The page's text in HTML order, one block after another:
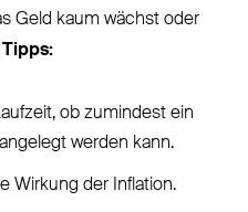
Geld kaum wächst oder
ob zumindest ein
werden kann.
Wirkung der Inflation.